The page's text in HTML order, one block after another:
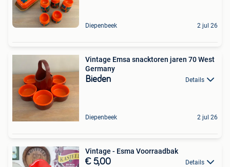
Diepenbeek 2 jul 26
Vintage Emsa snacktoren jaren 70 West
Germany
Bieden Details
Diepenbeek 2 jul 26
Vintage - Esma Voorraadbak
€ 5,00 Details